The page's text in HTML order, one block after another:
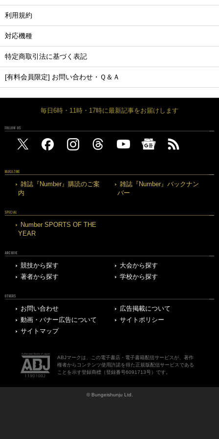
利用規約
対応機種
特定商取引法に基づく表記
[有料会員限定] お問い合わせ・Ｑ＆Ａ
毎日6時・11時・17時に最新記事をお届けします
FOLLOW US
MAGAZINE
雑誌『Number』購読のご案
内
雑誌『Number』バックナン
バー
SPECIAL
Number SPORTS OF THE
YEAR
ARCHIVE
競技から探す
大会から探す
著者から探す
学校から探す
OTHERS
お問い合わせ
広告掲載について
動画・バナー広告について
サイトポリシー
サイトマップ
ABJマークは、この電子書店・電子書籍配信サービスが、著作
権者からコンテンツ使用許諾を得た正規版配信サービスである
ことを示す登録商標（登録番号6091713号）です。
© Bungeishunju Ltd.